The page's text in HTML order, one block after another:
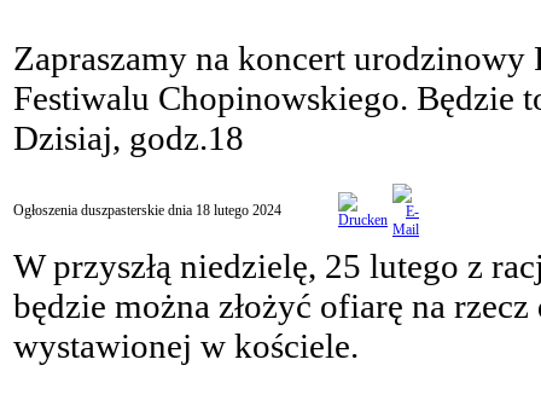
Zapraszamy na koncert
Festiwalu Chopinowskiego. Będzie
Dzisiaj, godz.18
Ogłoszenia duszpasterskie dnia 18 lutego 2024
W przyszłą niedzielę, 25 lutego z
będzie można złożyć ofiarę na
wystawionej w kościele.